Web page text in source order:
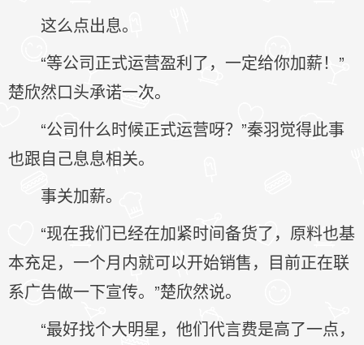
这么点出息。
“等公司正式运营盈利了，一定给你加薪！”
楚欣然口头承诺一次。
“公司什么时候正式运营呀？”秦羽觉得此事
也跟自己息息相关。
事关加薪。
“现在我们已经在加紧时间备货了，原料也基
本充足，一个月内就可以开始销售，目前正在联
系广告做一下宣传。”楚欣然说。
“最好找个大明星，他们代言费是高了一点，